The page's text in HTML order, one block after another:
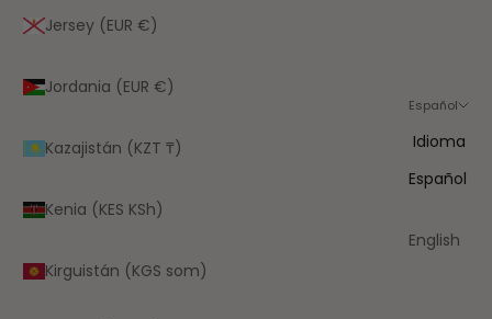
Jersey (EUR €)
Jordania (EUR €)
Kazajistán (KZT ₸)
Kenia (KES KSh)
Kirguistán (KGS som)
Español
Idioma
Español
English